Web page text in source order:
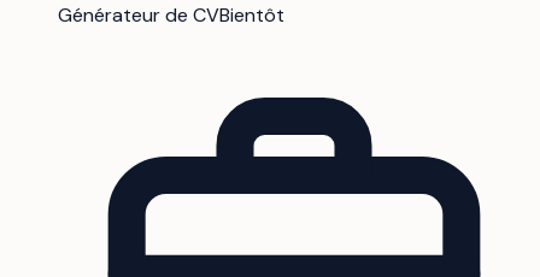
Générateur de CVBientôt